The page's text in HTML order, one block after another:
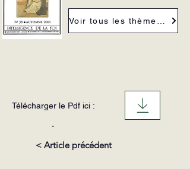
Télécharger le Pdf ici :
.
< Article précédent